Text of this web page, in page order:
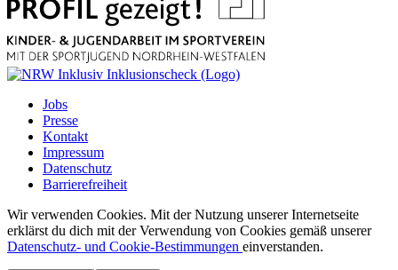
Jobs
Presse
Kontakt
Impressum
Datenschutz
Barrierefreiheit
Wir verwenden Cookies. Mit der Nutzung unserer Internetseite
erklärst du dich mit der Verwendung von Cookies gemäß unserer
Datenschutz- und Cookie-Bestimmungen einverstanden.